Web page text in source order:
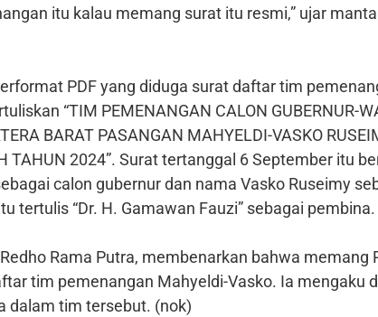
itu kalau memang surat itu resmi,” ujar
PDF yang diduga surat daftar tim
“TIM PEMENANGAN CALON GUBERNUR-
BARAT PASANGAN MAHYELDI-VASKO
TAHUN 2024”. Surat tertanggal 6 September itu
calon gubernur dan nama Vasko Ruseimy
tertulis “Dr. H. Gamawan Fauzi” sebagai pembina.
Rama Putra, membenarkan bahwa memang
tim pemenangan Mahyeldi-Vasko. Ia mengaku
dalam tim tersebut. (nok)